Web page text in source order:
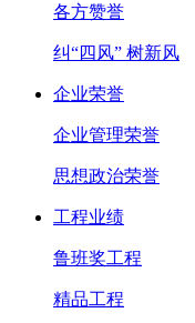
各方赞誉
纠“四风” 树新风
企业荣誉
企业管理荣誉
思想政治荣誉
工程业绩
鲁班奖工程
精品工程